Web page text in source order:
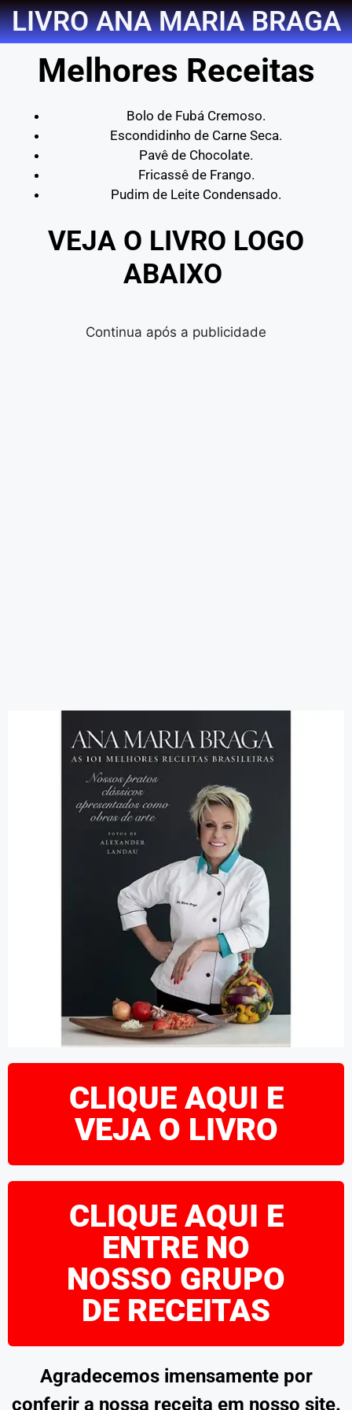
LIVRO ANA MARIA BRAGA
Melhores Receitas
Bolo de Fubá Cremoso.
Escondidinho de Carne Seca.
Pavê de Chocolate.
Fricassê de Frango.
Pudim de Leite Condensado.
VEJA O LIVRO LOGO
ABAIXO
Continua após a publicidade
CLIQUE AQUI E
VEJA O LIVRO
CLIQUE AQUI E
ENTRE NO
NOSSO GRUPO
DE RECEITAS
Agradecemos imensamente por
conferir a nossa receita em nosso site.